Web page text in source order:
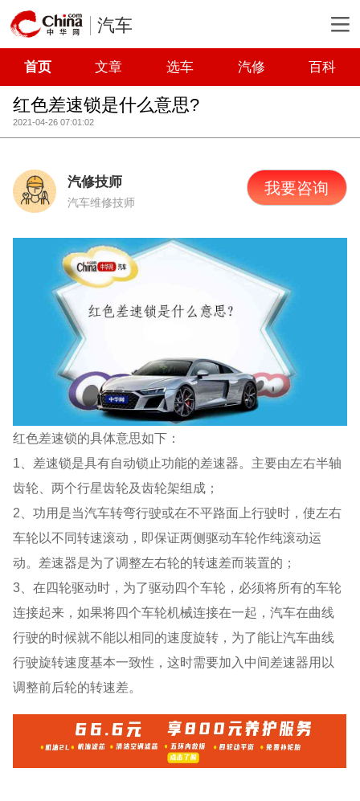
汽车
首页 文章 选车 汽修 百科
红色差速锁是什么意思?
2021-04-26 07:01:02
汽修技师
汽车维修技师
我要咨询
红色差速锁的具体意思如下：
1、差速锁是具有自动锁止功能的差速器。主要由左右半轴
齿轮、两个行星齿轮及齿轮架组成；
2、功用是当汽车转弯行驶或在不平路面上行驶时，使左右
车轮以不同转速滚动，即保证两侧驱动车轮作纯滚动运
动。差速器是为了调整左右轮的转速差而装置的；
3、在四轮驱动时，为了驱动四个车轮，必须将所有的车轮
连接起来，如果将四个车轮机械连接在一起，汽车在曲线
行驶的时候就不能以相同的速度旋转，为了能让汽车曲线
行驶旋转速度基本一致性，这时需要加入中间差速器用以
调整前后轮的转速差。